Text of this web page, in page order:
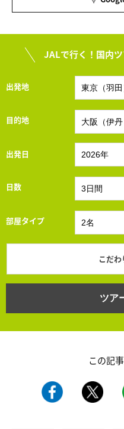
JALで行く！国内
出発地
目的地
出発日
日数
部屋タイプ
こだ
ツア
この記